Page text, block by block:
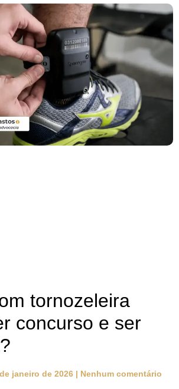
tornozeleira
concurso e ser
janeiro de 2026 Nenhum comentário